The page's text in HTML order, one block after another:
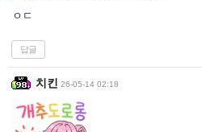
ㅇㄷ
답글
치킨 26-05-14 02:18